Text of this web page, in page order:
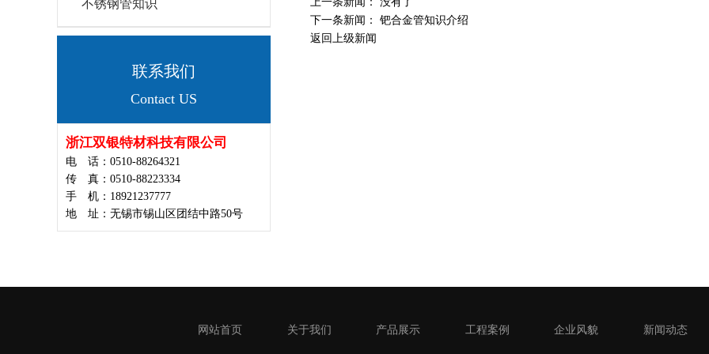
不锈钢管知识
联系我们
Contact US
浙江双银特材科技有限公司
电 话：0510-88264321
传 真：0510-88223334
手 机：18921237777
地 址：无锡市锡山区团结中路50号
下一条新闻： 钯合金管知识介绍
返回上级新闻
网站首页 关于我们 产品展示 工程案例 企业风貌 新闻动态